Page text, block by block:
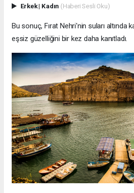
Erkek| Kadın (Haberi Sesli Oku)
Bu sonuç, Fırat Nehri'nin suları altında
eşsiz güzelliğini bir kez daha kanıtladı.